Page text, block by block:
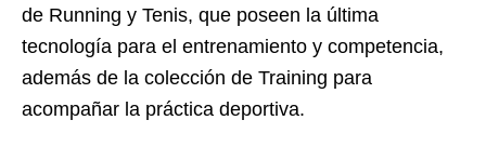
de Running y Tenis, que poseen la última
tecnología para el entrenamiento y competencia,
además de la colección de Training para
acompañar la práctica deportiva.